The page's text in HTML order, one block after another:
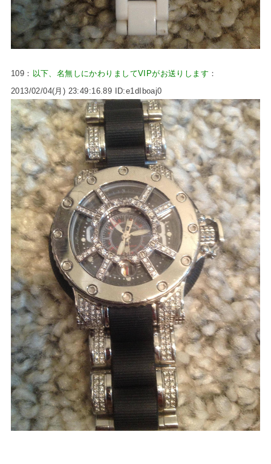
109： 以下、名無しにかわりましてVIPがお送りします ：
2013/02/04(月) 23:49:16.89 ID:e1dIboaj0